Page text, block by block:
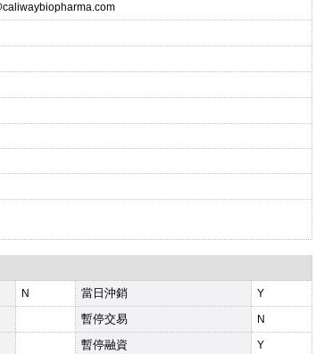
N 當日沖銷 Y
暫停交易 N
暫停融資 Y